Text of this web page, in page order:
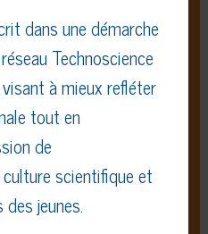
:
et physique
Québec à Trois-Rivières
Trois-Rivières
dans une démarche
Technoscience
visant à mieux refléter
tout en
de
scientifique et
jeunes.